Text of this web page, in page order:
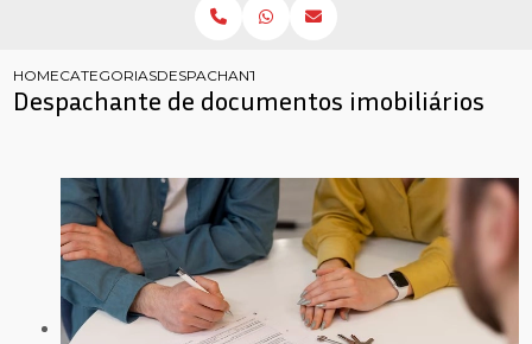
HOMECATEGORIASDESPACHANTE DOCUMENTOS IMOBILIARIOS
Despachante de documentos imobiliários